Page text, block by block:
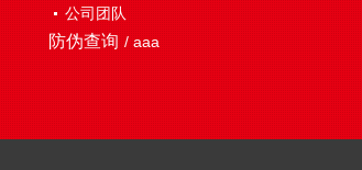
公司团队
防伪查询 / aaa